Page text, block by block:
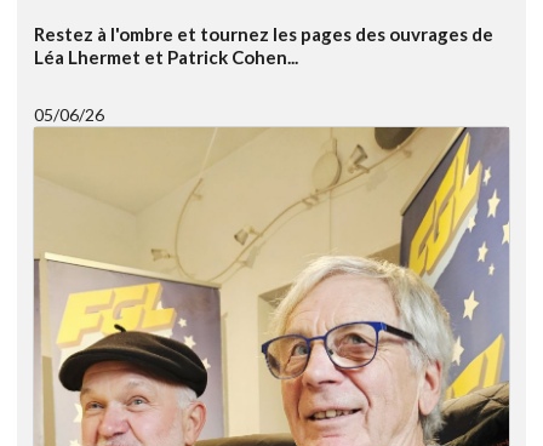
Restez à l'ombre et tournez les pages des ouvrages de
Léa Lhermet et Patrick Cohen...
05/06/26